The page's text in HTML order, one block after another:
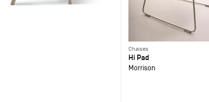
Chaises
Hi Pad
Morrison